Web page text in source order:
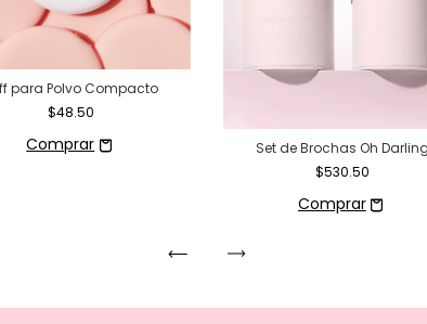
para Polvo Compacto
$48.50
Set de Brochas Oh Darling
$530.50